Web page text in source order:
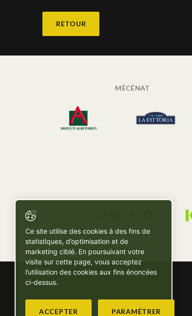
RETOUR
MÉCÉNAT
Ce site utilise des cookies à des fins de
statistiques, d’optimisation et de
marketing ciblé. En poursuivant votre
visite sur cette page, vous acceptez
l’utilisation des cookies aux fins énoncées
ci-dessus.
ACCEPTER PARAMÉTRER